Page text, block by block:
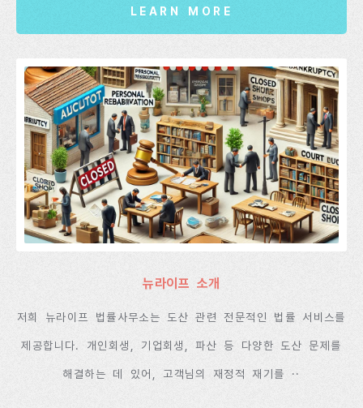
LEARN MORE
뉴라이프 소개
저희 뉴라이프 법률사무소는 도산 관련 전문적인 법률 서비스를
제공합니다. 개인회생, 기업회생, 파산 등 다양한 도산 문제를
해결하는 데 있어, 고객님의 재정적 재기를 ··